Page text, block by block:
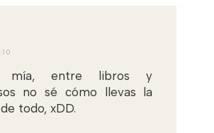
mía, entre libros y
no sé cómo llevas la
todo, xDD.